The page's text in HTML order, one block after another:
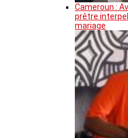
Cameroun :
prêtre
mariage